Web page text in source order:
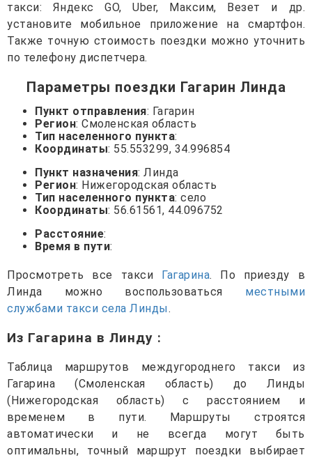
такси: Яндекс GO, Uber, Максим, Везет и др.
установите мобильное приложение на смартфон.
Также точную стоимость поездки можно уточнить
по телефону диспетчера.
Параметры поездки Гагарин Линда
Пункт отправления: Гагарин
Регион: Смоленская область
Тип населенного пункта:
Координаты: 55.553299, 34.996854
Пункт назначения: Линда
Регион: Нижегородская область
Тип населенного пункта: село
Координаты: 56.61561, 44.096752
Расстояние:
Время в пути:
Просмотреть все такси Гагарина. По приезду в
Линда можно воспользоваться местными
службами такси села Линды.
Из Гагарина в Линду :
Таблица маршрутов междугороднего такси из
Гагарина (Смоленская область) до Линды
(Нижегородская область) с расстоянием и
временем в пути. Маршруты строятся
автоматически и не всегда могут быть
оптимальны, точный маршрут поездки выбирает